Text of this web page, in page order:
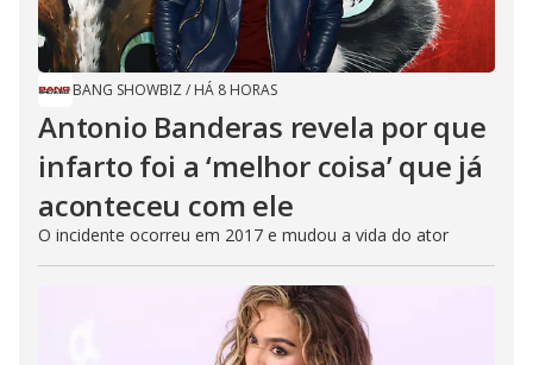
BANG SHOWBIZ / HÁ 8 HORAS
Antonio Banderas revela por que
infarto foi a ‘melhor coisa’ que já
aconteceu com ele
O incidente ocorreu em 2017 e mudou a vida do ator